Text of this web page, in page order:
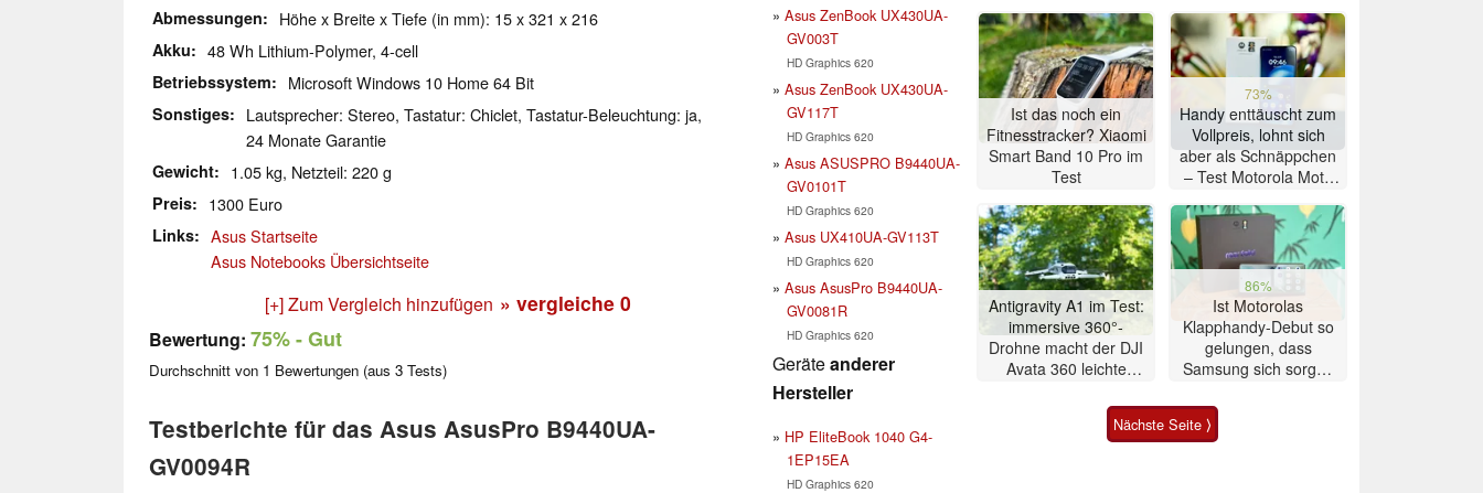
Abmessungen Höhe x Breite x Tiefe (in mm): 15 x 321 x 216
Akku 48 Wh Lithium-Polymer, 4-cell
Betriebssystem Microsoft Windows 10 Home 64 Bit
Sonstiges
Lautsprecher: Stereo, Tastatur: Chiclet, Tastatur-Beleuchtung: ja,
24 Monate Garantie
Gewicht 1.05 kg, Netzteil: 220 g
Preis 1300 Euro
Links
Asus Startseite
Asus Notebooks Übersichtseite
[+] Zum Vergleich hinzufügen » vergleiche 0
Bewertung: 75%- Gut
Durchschnitt von 1 Bewertungen (aus 3 Tests)
Testberichte für das Asus AsusPro B9440UA-
GV0094R
Asus ZenBook UX430UA-
GV003T
HD Graphics 620
Asus ZenBook UX430UA-
GV117T
HD Graphics 620
Asus ASUSPRO B9440UA-
GV0101T
HD Graphics 620
Asus UX410UA-GV113T
HD Graphics 620
Asus AsusPro B9440UA-
GV0081R
HD Graphics 620
Geräteanderer
Hersteller
HP EliteBook 1040 G4-
1EP15EA
HD Graphics 620
Ist das noch ein
Fitnesstracker? Xiaomi
Smart Band 10 Pro im
Test
73%
Handy enttäuscht zum
Vollpreis, lohnt sich
aber als Schnäppchen
– Test Motorola Moto
Antigravity A1 im Test:
immersive 360°-
Drohne macht der DJI
Avata 360 leichte
86%
Ist Motorolas
Klapphandy-Debut so
gelungen, dass
Samsung sich sorgen
Smartphone im Test
Nächste Seite ⟩